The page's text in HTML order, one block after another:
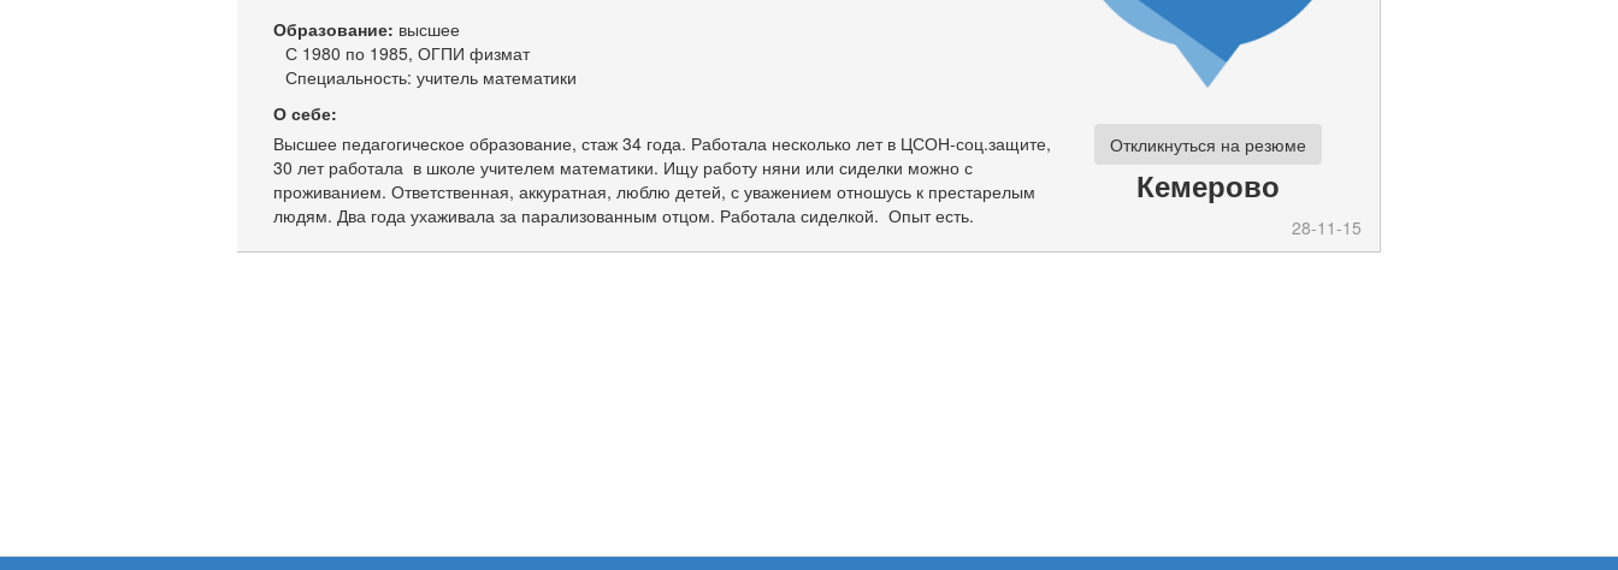
Образование: высшее
С 1980 по 1985, ОГПИ физмат
Специальность: учитель математики
О себе:
Высшее педагогическое образование, стаж 34 года. Работала несколько лет в ЦСОН-соц.защите,
30 лет работала в школе учителем математики. Ищу работу няни или сиделки можно с
проживанием. Ответственная, аккуратная, люблю детей, с уважением отношусь к престарелым
людям. Два года ухаживала за парализованным отцом. Работала сиделкой. Опыт есть.
Откликнуться на резюме
Кемерово
28-11-15